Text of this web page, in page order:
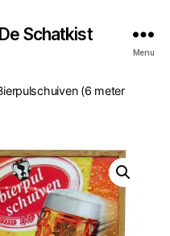
Schatkist
Menu
(6 meter